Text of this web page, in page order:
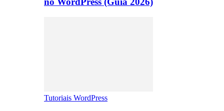
Tutoriais WordPress